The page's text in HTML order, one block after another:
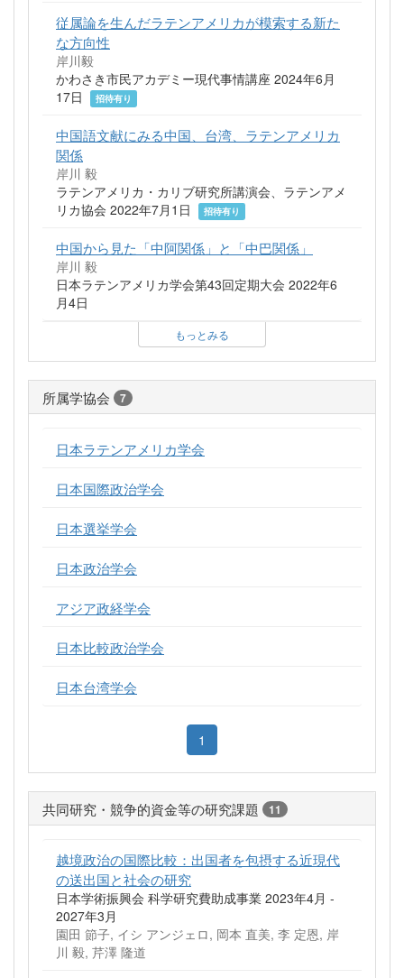
従属論を生んだラテンアメリカが模索する新た
な方向性
岸川毅
かわさき市民アカデミー現代事情講座 2024年6月
17日
招待有り
中国語文献にみる中国、台湾、ラテンアメリカ
関係
岸川 毅
ラテンアメリカ・カリブ研究所講演会、ラテンアメ
リカ協会 2022年7月1日
招待有り
中国から見た「中阿関係」と「中巴関係」
岸川 毅
日本ラテンアメリカ学会第43回定期大会 2022年6
月4日
もっとみる
所属学協会 7
日本ラテンアメリカ学会
日本国際政治学会
日本選挙学会
日本政治学会
アジア政経学会
日本比較政治学会
日本台湾学会
1
共同研究・競争的資金等の研究課題 11
越境政治の国際比較：出国者を包摂する近現代
の送出国と社会の研究
日本学術振興会 科学研究費助成事業 2023年4月 -
2027年3月
園田 節子, イシ アンジェロ, 岡本 直美, 李 定恩, 岸
川 毅, 芹澤 隆道